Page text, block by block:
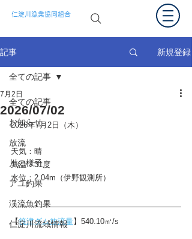
仁淀川漁業協同組合
記事 新規登録
全ての記事
お知らせ
放流
川の様子
アユ釣果
渓流魚釣果
仁淀川流域情報
全ての記事
2026/07/02
7月2日
2026年7月2日（木）
天気：晴
気温：31度
水位：2.04m（伊野観測所）
【筏津ダム放流量】540.10㎥/s